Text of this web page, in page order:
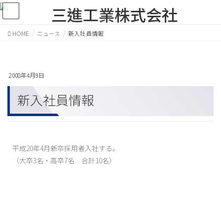
HOME ニュース 新入社員情報
2008年4月9日
新入社員情報
平成20年4月新卒採用者入社する。
（大卒3名・高卒7名 合計10名）